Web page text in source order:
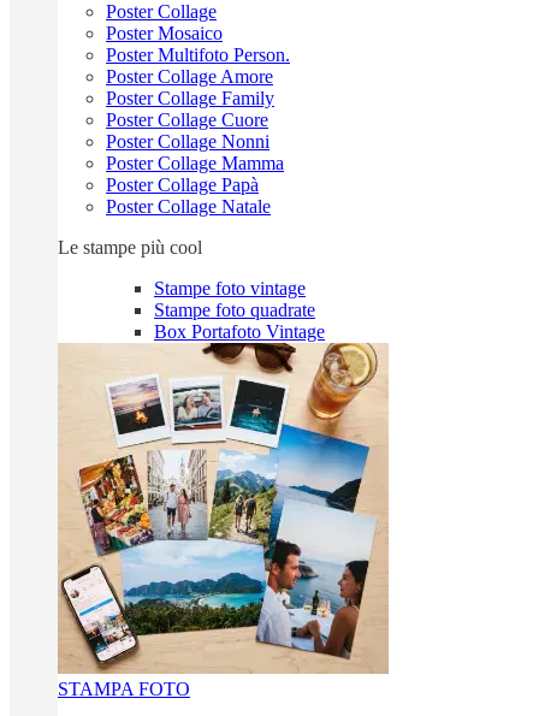
Poster Collage
Poster Mosaico
Poster Multifoto Person.
Poster Collage Amore
Poster Collage Family
Poster Collage Cuore
Poster Collage Nonni
Poster Collage Mamma
Poster Collage Papà
Poster Collage Natale
Le stampe più cool
Stampe foto vintage
Stampe foto quadrate
Box Portafoto Vintage
STAMPA FOTO